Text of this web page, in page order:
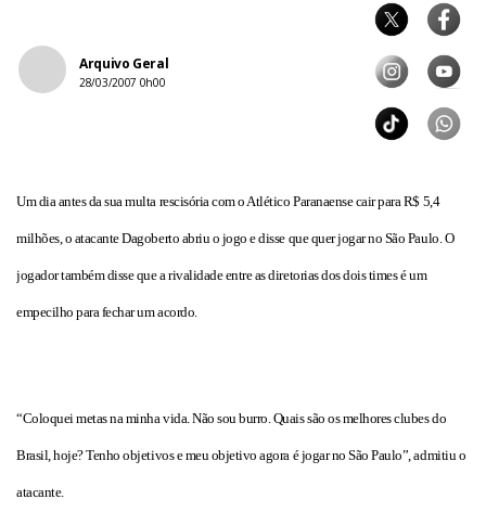
Arquivo Geral
28/03/2007 0h00
Um dia antes da sua multa rescisória com o Atlético Paranaense cair para R$ 5,4
milhões, o atacante Dagoberto abriu o jogo e disse que quer jogar no São Paulo. O
jogador também disse que a rivalidade entre as diretorias dos dois times é um
empecilho para fechar um acordo.
“Coloquei metas na minha vida. Não sou burro. Quais são os melhores clubes do
Brasil, hoje? Tenho objetivos e meu objetivo agora é jogar no São Paulo”, admitiu o
atacante.